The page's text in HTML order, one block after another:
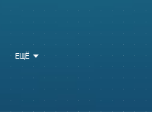
ЕЩЁ